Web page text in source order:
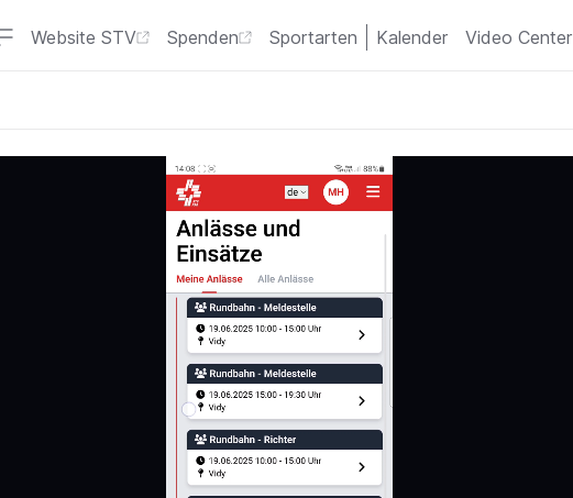
Website STV Spenden Sportarten Kalender Video Center